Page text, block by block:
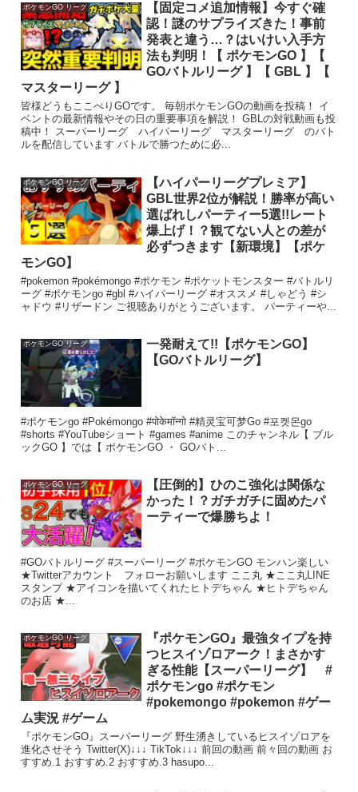
ポケモンGO リーグ
【固定コメ追加情報】今すぐ確
認！謎のサプライズきた！事前
発表と違う…？はいけい入手方
法も判明！【 ポケモンGO 】【
GOバトルリーグ 】【 GBL 】【
マスターリーグ 】
皆様どうもここぺりGOです。 毎朝ポケモンGOの動画を投稿！ イ
ベントの最新情報やその日の重要事項を解説！ GBLの対戦動画も投
稿中！ スーパーリーグ ハイパーリーグ マスターリーグ のバト
ルを配信しています バトルで勝つために必...
ポケモンGO リーグ
【ハイパーリーグプレミア】
GBL世界2位が解説！勝率が高い
選ばれしパーティー5選!!レート
爆上げ！？観てない人との差が
必ずつきます【新環境】【ポケ
モンGO】
#pokemon #pokémongo #ポケモン #ポケットモンスター #バトルリ
ーグ #ポケモンgo #gbl #ハイパーリーグ #オススメ #しゃどう #シ
ャドウ #リザードン ご視聴ありがとうございます。 パーティーや...
ポケモンGO リーグ
一発耐えて!!【ポケモンGO】
【GOバトルリーグ】
#ポケモンgo #Pokémongo #पोकेमॉन्गो #精灵宝可梦Go #포켓몬go
#shorts #YouTubeショート #games #anime このチャンネル【 ブル
ックGO 】では【 ポケモンGO ・ GOバト...
ポケモンGO リーグ
【圧倒的】ひのこ強化は関係な
かった！？ガチガチに固めたパ
ーティーで爆勝ちよ！
#GOバトルリーグ #スーパーリーグ #ポケモンGO モンハン楽しい
★Twitterアカウント フォローお願いします ここ丸 ★ここ丸LINE
スタンプ ★アイコンを描いてくれたヒトデちゃん ★ヒトデちゃん
のお店 ★...
ポケモンGO リーグ
『ポケモンGO』最強タイプを持
つヒスイゾロアーク！まさかす
ぎる性能【スーパーリーグ】 #
ポケモンgo #ポケモン
#pokemongo #pokemon #ゲー
ム実況 #ゲーム
『ポケモンGO』スーパーリーグ 野生湧きしているヒスイゾロアを
進化させそう Twitter(X)↓↓↓ TikTok↓↓↓ 前回の動画 前々回の動画 お
すすめ.1 おすすめ.2 おすすめ.3 hasupo...